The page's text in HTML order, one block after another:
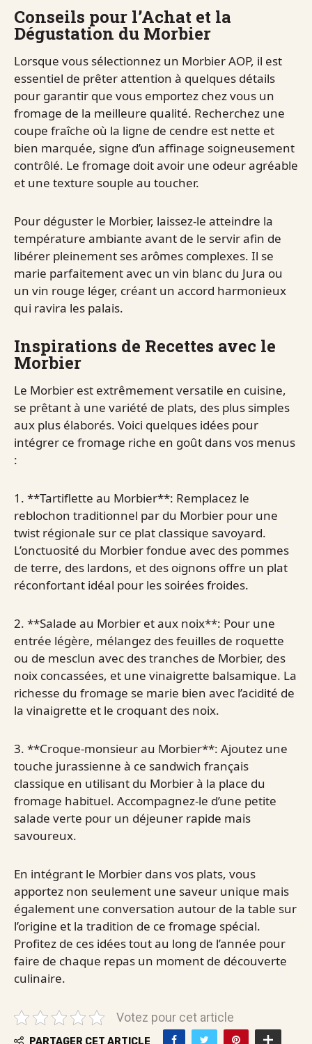
Conseils pour l’Achat et la
Dégustation du Morbier
Lorsque vous sélectionnez un Morbier AOP, il est
essentiel de prêter attention à quelques détails
pour garantir que vous emportez chez vous un
fromage de la meilleure qualité. Recherchez une
coupe fraîche où la ligne de cendre est nette et
bien marquée, signe d’un affinage soigneusement
contrôlé. Le fromage doit avoir une odeur agréable
et une texture souple au toucher.
Pour déguster le Morbier, laissez-le atteindre la
température ambiante avant de le servir afin de
libérer pleinement ses arômes complexes. Il se
marie parfaitement avec un vin blanc du Jura ou
un vin rouge léger, créant un accord harmonieux
qui ravira les palais.
Inspirations de Recettes avec le
Morbier
Le Morbier est extrêmement versatile en cuisine,
se prêtant à une variété de plats, des plus simples
aux plus élaborés. Voici quelques idées pour
intégrer ce fromage riche en goût dans vos menus
:
1. **Tartiflette au Morbier**: Remplacez le
reblochon traditionnel par du Morbier pour une
twist régionale sur ce plat classique savoyard.
L’onctuosité du Morbier fondue avec des pommes
de terre, des lardons, et des oignons offre un plat
réconfortant idéal pour les soirées froides.
2. **Salade au Morbier et aux noix**: Pour une
entrée légère, mélangez des feuilles de roquette
ou de mesclun avec des tranches de Morbier, des
noix concassées, et une vinaigrette balsamique. La
richesse du fromage se marie bien avec l’acidité de
la vinaigrette et le croquant des noix.
3. **Croque-monsieur au Morbier**: Ajoutez une
touche jurassienne à ce sandwich français
classique en utilisant du Morbier à la place du
fromage habituel. Accompagnez-le d’une petite
salade verte pour un déjeuner rapide mais
savoureux.
En intégrant le Morbier dans vos plats, vous
apportez non seulement une saveur unique mais
également une conversation autour de la table sur
l’origine et la tradition de ce fromage spécial.
Profitez de ces idées tout au long de l’année pour
faire de chaque repas un moment de découverte
culinaire.
Votez pour cet article
PARTAGER CET ARTICLE